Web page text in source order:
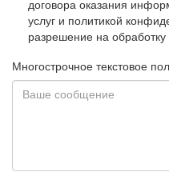
договора оказания
услуг и политикой
разрешение на
Многострочное текстовое